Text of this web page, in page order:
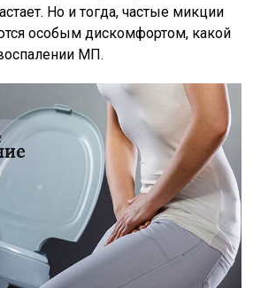
Но и тогда, частые микции
особым дискомфортом, какой
МП.